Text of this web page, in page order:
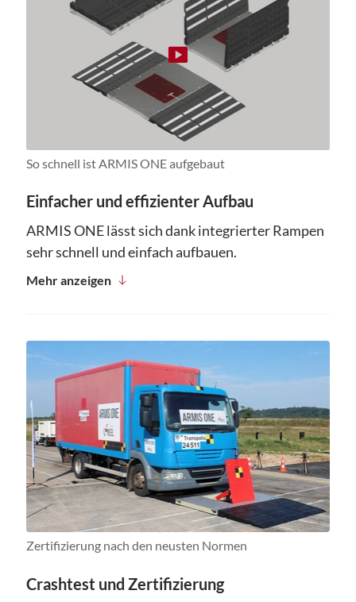
So schnell ist ARMIS ONE aufgebaut
Einfacher und effizienter Aufbau
ARMIS ONE lässt sich dank integrierter Rampen
sehr schnell und einfach aufbauen.
Mehr anzeigen
Zertifizierung nach den neusten Normen
Crashtest und Zertifizierung